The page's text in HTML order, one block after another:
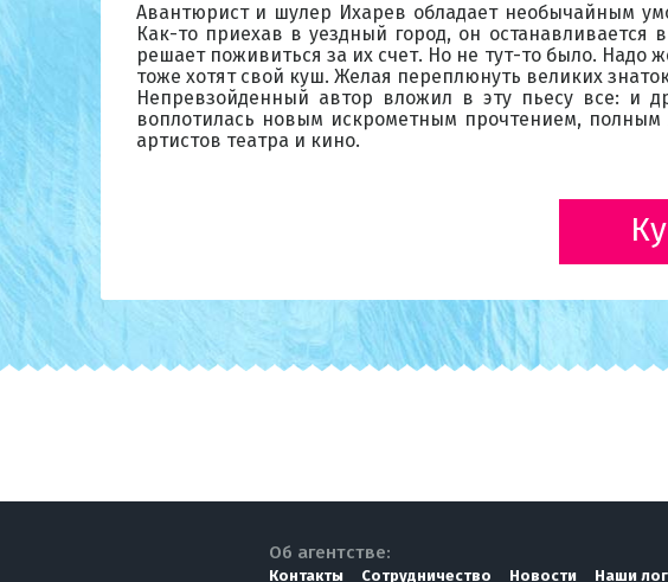
Авантюрист и шулер Ихарев обладает необычайным
Как-то приехав в уездный город, он
решает поживиться за их счет. Но не тут-то было. Надо
тоже хотят свой куш. Желая переплюнуть великих
Непревзойденный автор вложил в эту пьесу все: и
воплотилась новым искрометным прочтением,
артистов театра и кино.
Об агентстве:
Контакты Сотрудничество Новости Наши